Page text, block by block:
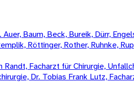
Baum, Beck, Bureik, Dürr,
Röttinger, Rother, Ruhnke,
Facharzt für Chirurgie,
Dr. Tobias Frank Lutz,